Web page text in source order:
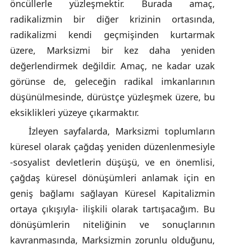
öncüllerle yüzleşmektir. Burada amaç,
radikalizmin bir diğer krizinin ortasında,
radikalizmi kendi geçmişinden kurtarmak
üzere, Marksizmi bir kez daha yeniden
değerlendirmek değildir. Amaç, ne kadar uzak
görünse de, geleceğin radikal imkanlarının
düşünülmesinde, dürüstçe yüzleşmek üzere, bu
eksiklikleri yüzeye çıkarmaktır.
İzleyen sayfalarda, Marksizmi toplumların
küresel olarak çağdaş yeniden düzenlenmesiyle
-sosyalist devletlerin düşüşü, ve en önemlisi,
çağdaş küresel dönüşümleri anlamak için en
geniş bağlamı sağlayan Küresel Kapitalizmin
ortaya çıkışıyla- ilişkili olarak tartışacağım. Bu
dönüşümlerin niteliğinin ve sonuçlarının
kavranmasında, Marksizmin zorunlu olduğunu,